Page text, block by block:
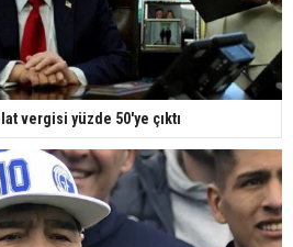
vergisi yüzde 50'ye çıktı